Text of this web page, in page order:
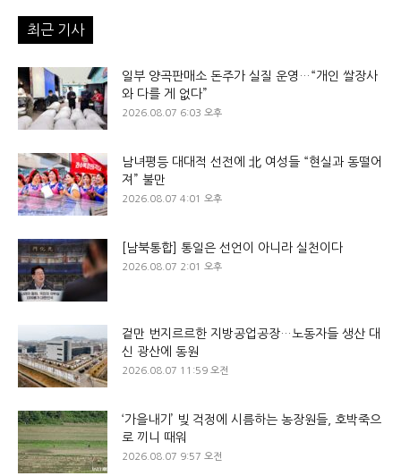
최근 기사
일부 양곡판매소 돈주가 실질 운영…“개인 쌀장사
와 다를 게 없다”
2026.08.07 6:03 오후
남녀평등 대대적 선전에 北 여성들 “현실과 동떨어
져” 불만
2026.08.07 4:01 오후
[남북통합] 통일은 선언이 아니라 실천이다
2026.08.07 2:01 오후
겉만 번지르르한 지방공업공장…노동자들 생산 대
신 광산에 동원
2026.08.07 11:59 오전
‘가을내기’ 빚 걱정에 시름하는 농장원들, 호박죽으
로 끼니 때워
2026.08.07 9:57 오전